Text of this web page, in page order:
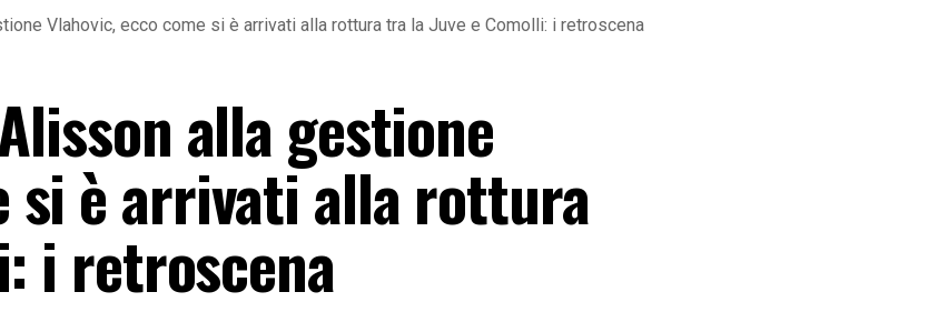
Vlahovic, ecco come si è arrivati alla rottura tra la Juve e Comolli: i retroscena
alla gestione
si è arrivati alla rottura
i retroscena